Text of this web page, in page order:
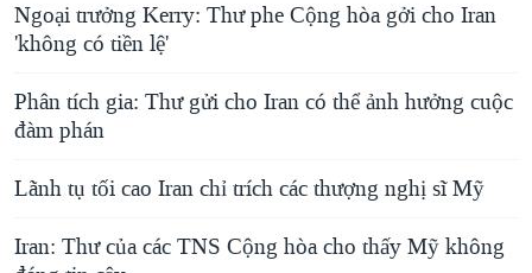
Ngoại trưởng Kerry: Thư phe Cộng hòa gởi cho Iran
'không có tiền lệ'
Phân tích gia: Thư gửi cho Iran có thể ảnh hưởng cuộc
đàm phán
Lãnh tụ tối cao Iran chỉ trích các thượng nghị sĩ Mỹ
Iran: Thư của các TNS Cộng hòa cho thấy Mỹ không